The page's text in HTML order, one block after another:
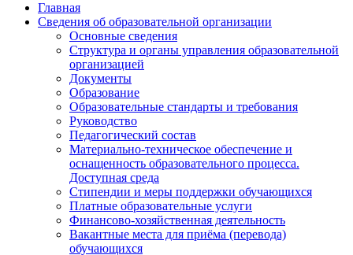
Главная
Сведения об образовательной организации
Основные сведения
Структура и органы управления образовательной
организацией
Документы
Образование
Образовательные стандарты и требования
Руководство
Педагогический состав
Материально-техническое обеспечение и
оснащенность образовательного процесса.
Доступная среда
Стипендии и меры поддержки обучающихся
Платные образовательные услуги
Финансово-хозяйственная деятельность
Вакантные места для приёма (перевода)
обучающихся